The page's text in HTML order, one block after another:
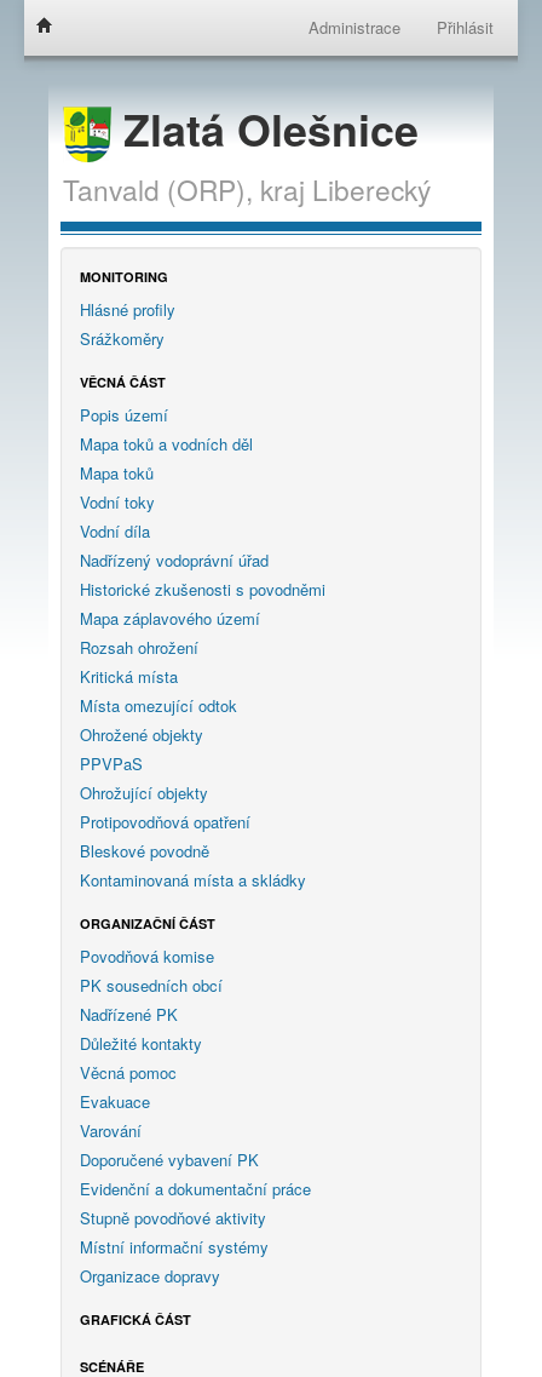
Administrace Přihlásit
Zlatá Olešnice
Tanvald (ORP), kraj Liberecký
MONITORING
Hlásné profily
Srážkoměry
VĚCNÁ ČÁST
Popis území
Mapa toků a vodních děl
Mapa toků
Vodní toky
Vodní díla
Nadřízený vodoprávní úřad
Historické zkušenosti s povodněmi
Mapa záplavového území
Rozsah ohrožení
Kritická místa
Místa omezující odtok
Ohrožené objekty
PPVPaS
Ohrožující objekty
Protipovodňová opatření
Bleskové povodně
Kontaminovaná místa a skládky
ORGANIZAČNÍ ČÁST
Povodňová komise
PK sousedních obcí
Nadřízené PK
Důležité kontakty
Věcná pomoc
Evakuace
Varování
Doporučené vybavení PK
Evidenční a dokumentační práce
Stupně povodňové aktivity
Místní informační systémy
Organizace dopravy
GRAFICKÁ ČÁST
SCÉNÁŘE